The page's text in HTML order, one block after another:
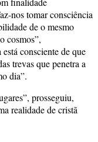
nos tomar consciência
de o mesmo
cosmos”,
consciente de que
trevas que penetra a
dia”.
prosseguiu,
realidade de cristã